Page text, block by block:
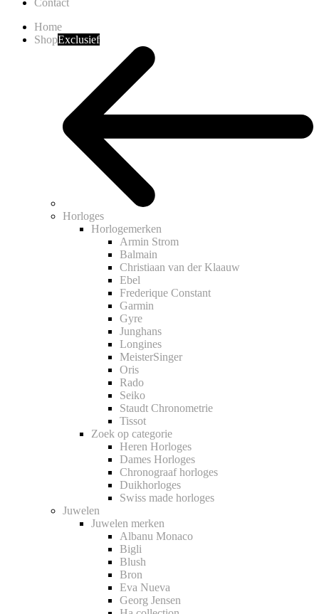
Home
ShopExclusief
Horloges
Horlogemerken
Armin Strom
Balmain
Christiaan van der Klaauw
Ebel
Frederique Constant
Garmin
Gyre
Junghans
Longines
MeisterSinger
Oris
Rado
Seiko
Staudt Chronometrie
Tissot
Zoek op categorie
Heren Horloges
Dames Horloges
Chronograaf horloges
Duikhorloges
Swiss made horloges
Juwelen
Juwelen merken
Albanu Monaco
Bigli
Blush
Bron
Eva Nueva
Georg Jensen